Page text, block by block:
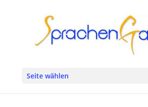
Seite wählen